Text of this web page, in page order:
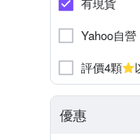
Yahoo自營
評價4顆
優惠